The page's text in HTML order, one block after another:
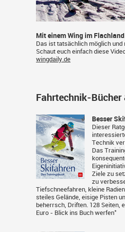
Mit einem Wing im
Das ist tatsächlich möglich und
Schaut euch einfach diese
wingdaily.de
Fahrtechnik-Bücher
Besser
Dieser
Technik
Das
Ziele zu
zu
Tiefschneefahren, kleine
steiles Gelände, eisige Pisten
beherrsch, Driften. 128 Seiten,
Euro - Blick ins Buch werfen*